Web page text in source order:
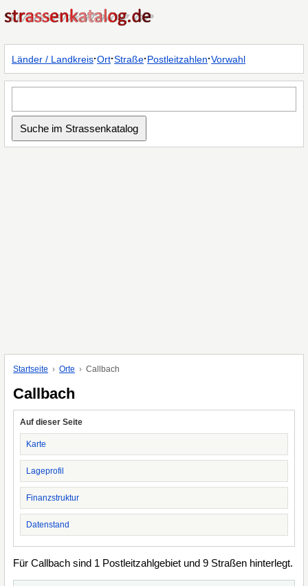
Länder / Landkreis·Ort·Straße·Postleitzahlen·Vorwahl
Startseite Orte Callbach
Callbach
Auf dieser Seite
Karte
Lageprofil
Finanzstruktur
Datenstand
Für Callbach sind 1 Postleitzahlgebiet und 9 Straßen hinterlegt.